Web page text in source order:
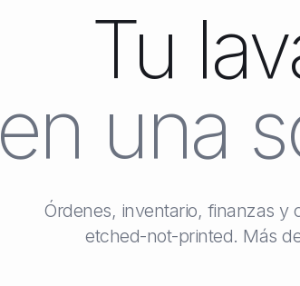
Tu
en una
Órdenes, inventario, finanzas
etched-not-printed. Más